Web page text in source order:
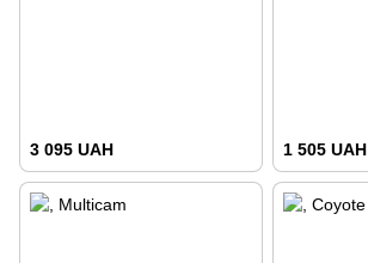
3 095 UAH 1 505 UAH